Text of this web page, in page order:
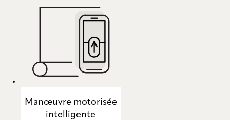
Manœuvre motorisée
intelligente